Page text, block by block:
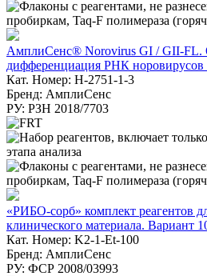
АмплиСенс® Norovirus GI / GII-FL.
дифференциация РНК норовирусов
Кат. Номер: H-2751-1-3
Бренд: АмплиСенс
РУ: РЗН 2018/7703
«РИБО-сорб» комплект реагентов
клинического материала. Вариант
Кат. Номер: K2-1-Et-100
Бренд: АмплиСенс
РУ: ФСР 2008/03993